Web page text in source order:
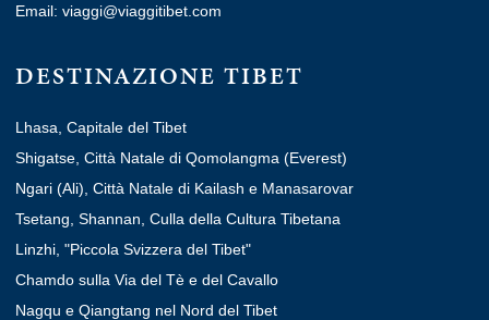
Email: viaggi@viaggitibet.com
DESTINAZIONE TIBET
Lhasa, Capitale del Tibet
Shigatse, Città Natale di Qomolangma (Everest)
Ngari (Ali), Città Natale di Kailash e Manasarovar
Tsetang, Shannan, Culla della Cultura Tibetana
Linzhi, "Piccola Svizzera del Tibet"
Chamdo sulla Via del Tè e del Cavallo
Nagqu e Qiangtang nel Nord del Tibet